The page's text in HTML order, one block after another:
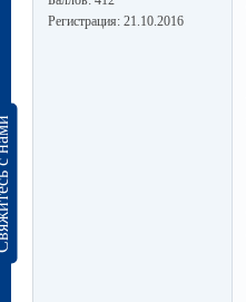
нами
Регистрация: 21.10.2016